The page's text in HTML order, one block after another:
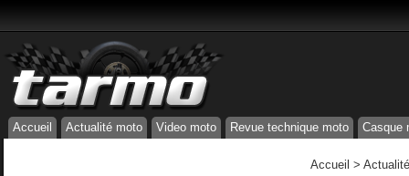
Accueil Actualité moto Video moto Revue technique moto Casque
Accueil >